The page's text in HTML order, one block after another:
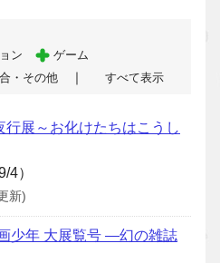
ン
ゲーム
・その他 ｜ すべて表示
展～お化けたちはこうし
4）
新)
少年 大展覧号 ―幻の雑誌